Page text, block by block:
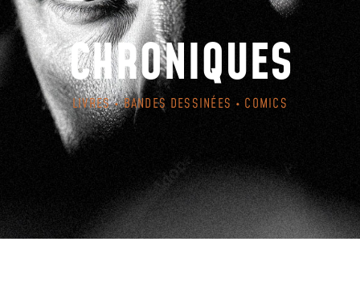
CHRONIQUES
LIVRES • BANDES DESSINÉES • COMICS